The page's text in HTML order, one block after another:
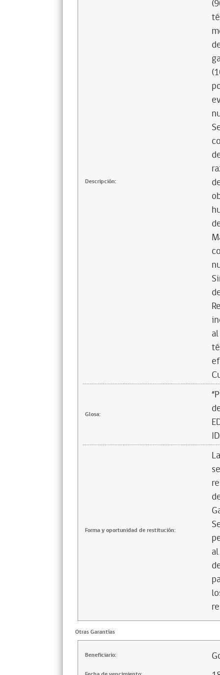
Descripción:
Glosa:
Forma y oportunidad de restitución:
Otras Garantías
Beneficiario: